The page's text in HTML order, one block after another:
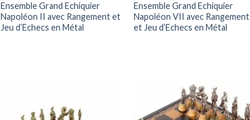
Ensemble Grand Echiquier
Napoléon II avec Rangement et
Jeu d’Echecs en Métal
Ensemble Grand Echiquier
Napoléon VII avec Rangement
et Jeu d’Echecs en Métal